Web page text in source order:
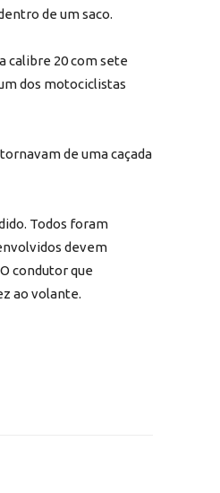
de um saco.
calibre 20 com sete
dos motociclistas
de uma caçada
Todos foram
devem
condutor que
ao volante.